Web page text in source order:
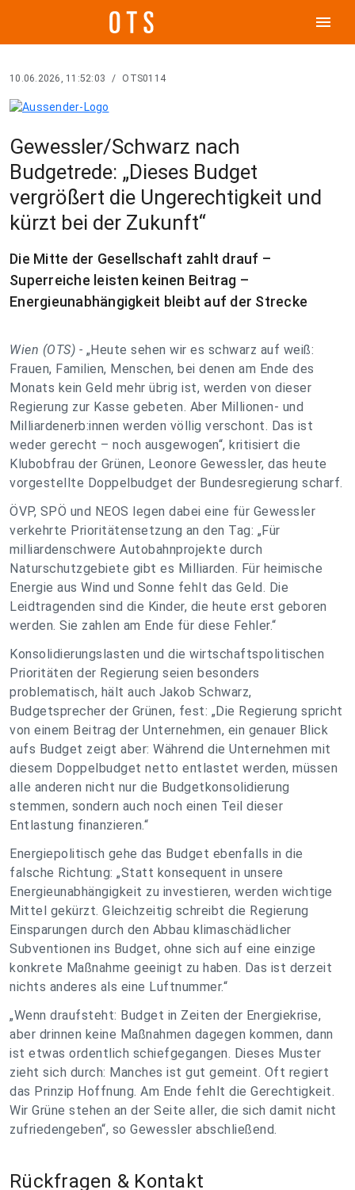
menu
10.06.2026, 11:52:03 / OTS0114
Gewessler/Schwarz nach
Budgetrede: „Dieses Budget
vergrößert die Ungerechtigkeit und
kürzt bei der Zukunft“
Die Mitte der Gesellschaft zahlt drauf –
Superreiche leisten keinen Beitrag –
Energieunabhängigkeit bleibt auf der Strecke
Wien (OTS) - „Heute sehen wir es schwarz auf weiß:
Frauen, Familien, Menschen, bei denen am Ende des
Monats kein Geld mehr übrig ist, werden von dieser
Regierung zur Kasse gebeten. Aber Millionen- und
Milliardenerb:innen werden völlig verschont. Das ist
weder gerecht – noch ausgewogen“, kritisiert die
Klubobfrau der Grünen, Leonore Gewessler, das heute
vorgestellte Doppelbudget der Bundesregierung scharf.
ÖVP, SPÖ und NEOS legen dabei eine für Gewessler
verkehrte Prioritätensetzung an den Tag: „Für
milliardenschwere Autobahnprojekte durch
Naturschutzgebiete gibt es Milliarden. Für heimische
Energie aus Wind und Sonne fehlt das Geld. Die
Leidtragenden sind die Kinder, die heute erst geboren
werden. Sie zahlen am Ende für diese Fehler.“
Konsolidierungslasten und die wirtschaftspolitischen
Prioritäten der Regierung seien besonders
problematisch, hält auch Jakob Schwarz,
Budgetsprecher der Grünen, fest: „Die Regierung spricht
von einem Beitrag der Unternehmen, ein genauer Blick
aufs Budget zeigt aber: Während die Unternehmen mit
diesem Doppelbudget netto entlastet werden, müssen
alle anderen nicht nur die Budgetkonsolidierung
stemmen, sondern auch noch einen Teil dieser
Entlastung finanzieren.“
Energiepolitisch gehe das Budget ebenfalls in die
falsche Richtung: „Statt konsequent in unsere
Energieunabhängigkeit zu investieren, werden wichtige
Mittel gekürzt. Gleichzeitig schreibt die Regierung
Einsparungen durch den Abbau klimaschädlicher
Subventionen ins Budget, ohne sich auf eine einzige
konkrete Maßnahme geeinigt zu haben. Das ist derzeit
nichts anderes als eine Luftnummer.“
„Wenn draufsteht: Budget in Zeiten der Energiekrise,
aber drinnen keine Maßnahmen dagegen kommen, dann
ist etwas ordentlich schiefgegangen. Dieses Muster
zieht sich durch: Manches ist gut gemeint. Oft regiert
das Prinzip Hoffnung. Am Ende fehlt die Gerechtigkeit.
Wir Grüne stehen an der Seite aller, die sich damit nicht
zufriedengeben“, so Gewessler abschließend.
Rückfragen & Kontakt